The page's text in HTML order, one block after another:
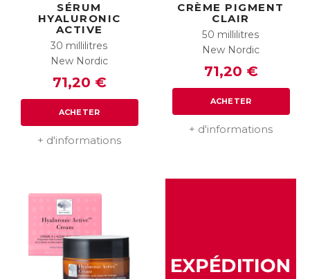
SÉRUM
HYALURONIC
ACTIVE
30 millilitres
New Nordic
71,20 €
ACHETER
+ d'informations
CRÈME PIGMENT
CLAIR
50 millilitres
New Nordic
71,20 €
ACHETER
+ d'informations